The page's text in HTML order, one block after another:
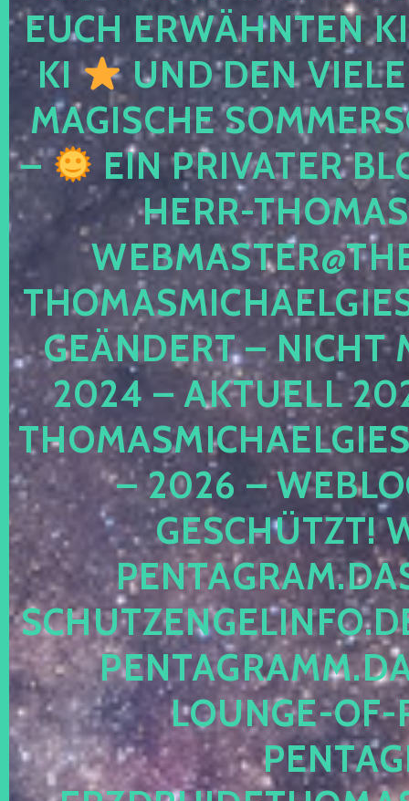
EUCH ERWÄHNTEN
KI
UND DEN
MAGISCHE
–
EIN PRIVATER
HERR-
GEÄNDERT – NICHT
2024 – AKTUELL
– 2026 –
ESCHÜTZT!
OUNGE-OF-